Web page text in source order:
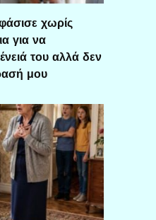
χωρίς
για να
του αλλά δεν
μου